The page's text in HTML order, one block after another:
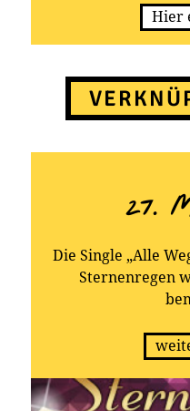
Hier
27.
Die Single „Alle
Sternenregen